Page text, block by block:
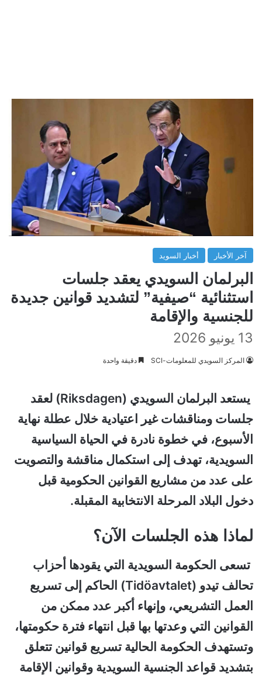
آخر الأخبار أخبار السويد
البرلمان السويدي يعقد جلسات
استثنائية “صيفية” لتشديد قوانين جديدة
للجنسية والإقامة
13 يونيو 2026
المركز السويدي للمعلومات-SCI دقيقة واحدة
يستعد البرلمان السويدي (Riksdagen) لعقد
جلسات ومناقشات غير اعتيادية خلال عطلة نهاية
الأسبوع، في خطوة نادرة في الحياة السياسية
السويدية، تهدف إلى استكمال مناقشة والتصويت
على عدد من مشاريع القوانين الحكومية قبل
دخول البلاد المرحلة الانتخابية المقبلة.
لماذا هذه الجلسات الآن؟
تسعى الحكومة السويدية التي يقودها أحزاب
تحالف تيدو (Tidöavtalet) الحاكم إلى تسريع
العمل التشريعي، وإنهاء أكبر عدد ممكن من
القوانين التي وعدتها بها قبل انتهاء فترة حكومتها،
وتستهدف الحكومة الحالية تسريع قوانين تتعلق
بتشديد قواعد الجنسية السويدية وقوانين الإقامة